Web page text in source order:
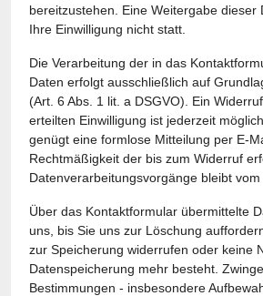
bereitzustehen. Eine Weitergabe dieser
Ihre Einwilligung nicht statt.
Die Verarbeitung der in das
Daten erfolgt ausschließlich auf
(Art. 6 Abs. 1 lit. a DSGVO). Ein
erteilten Einwilligung ist jederzeit
genügt eine formlose Mitteilung per E-
Rechtmäßigkeit der bis zum Widerruf
Datenverarbeitungsvorgänge bleibt
Über das Kontaktformular übermittelte
uns, bis Sie uns zur Löschung
zur Speicherung widerrufen oder keine
Datenspeicherung mehr besteht.
Bestimmungen - insbesondere